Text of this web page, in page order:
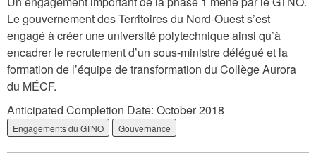
Le gouvernement des Territoires du Nord-Ouest s’est
engagé à créer une université polytechnique ainsi qu’à
encadrer le recrutement d’un sous-ministre délégué et la
formation de l’équipe de transformation du Collège Aurora
du MÉCF.
Anticipated Completion Date: October 2018
Engagements du GTNO Gouvernance